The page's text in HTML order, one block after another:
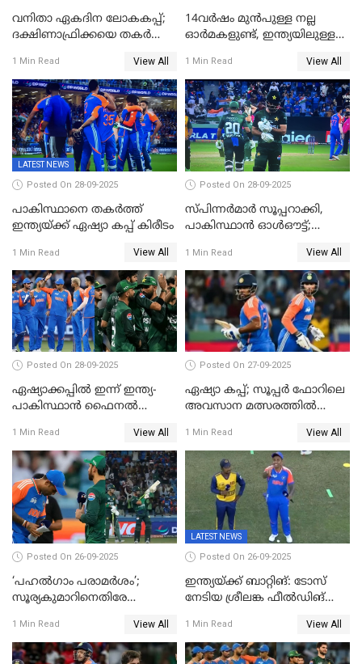
വനിതാ ഏകദിന ലോകകപ്പ്;
ദക്ഷിണാഫ്രിക്കയെ തകർത്ത്
1 Min Read View All
14വർഷം മുൻപുള്ള നല്ല
ഓർമകളുണ്ട്, ഇന്ത്യയിലുള്ള
കാത്തിരിക്കുന്നു; വരവ്
സ്ഥിരീകരിച്ച് മെസി
1 Min Read View All
LATEST NEWS
Posted On 28-09-2025
പാകിസ്ഥാനെ തകർത്ത്
ഇന്ത്യയ്ക്ക് ഏഷ്യാ കപ്പ് കിരീടം
1 Min Read View All
Posted On 28-09-2025
സ്പിന്നർമാർ സൂപ്പറാക്കി,
പാകിസ്ഥാൻ ഓൾഔട്ട്;
വിജയലക്ഷ്യം, കുൽദീപിന് 4
വിക്കറ്റ്
1 Min Read View All
Posted On 28-09-2025
ഏഷ്യാക്കപ്പില്‍ ഇന്ന് ഇന്ത്യ-
പാകിസ്ഥാന്‍ ഫൈനല്‍
1 Min Read View All
Posted On 27-09-2025
ഏഷ്യാ കപ്പ്; സൂപ്പർ ഫോറിലെ
അവസാന മത്സരത്തിൽ
1 Min Read View All
Posted On 26-09-2025
‘പഹൽഗാം പരാമർശം’;
സൂര്യകുമാറിനെതിരേ
ഹാരിസ് റൗഫിനും പിഴ ശിക്ഷ
1 Min Read View All
LATEST NEWS
Posted On 26-09-2025
ഇന്ത്യയ്ക്ക് ബാറ്റിങ്: ടോസ്
നേടിയ ശ്രീലങ്ക ഫീൽഡിങ്
1 Min Read View All